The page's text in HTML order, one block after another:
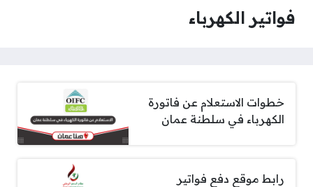
فواتير الكهرباء
خطوات الاستعلام عن فاتورة
الكهرباء في سلطنة عمان
رابط موقع دفع فواتير